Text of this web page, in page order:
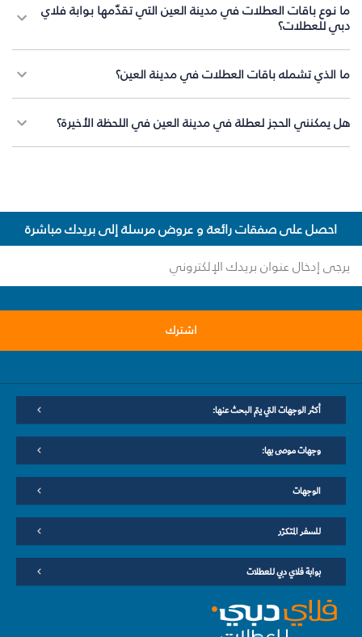
ما نوع باقات العطلات في مدينة العين التي تقدّمها بوابة فلاي
دبي للعطلات؟
ما الذي تشمله باقات العطلات في مدينة العين؟
هل يمكنني الحجز لعطلة في مدينة العين في اللحظة الأخيرة؟
احصل على صفقات رائعة و عروض مرسلة إلى بريدك مباشرة
اشترك
أكثر الوجهات التي يتم البحث عنها:
وجهات موصى بها:
الوجهات
للسفر المتكرّر
بوابة فلاي دبي للعطلات